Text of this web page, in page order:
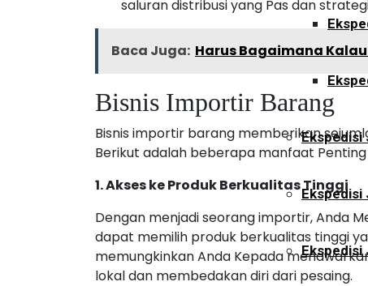
Ekspedisi
Ekspedisi
Ekspedisi
saluran distribusi yang Pas dan
Baca Juga: Harus Bagaimana
Bisnis Importir Barang
Bisnis importir barang memberikan
Berikut adalah beberapa manfaat
1. Akses ke Produk Berkualitas Tinggi
Dengan menjadi seorang importir, Anda
dapat memilih produk berkualitas tinggi
memungkinkan Anda Kepada
lokal dan membedakan diri dari pesaing.